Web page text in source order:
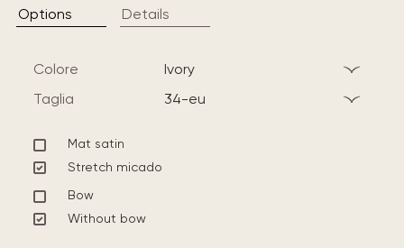
Options Details
Colore
ivory
Taglia
34-eu
Mat satin
Stretch micado
Bow
Without bow